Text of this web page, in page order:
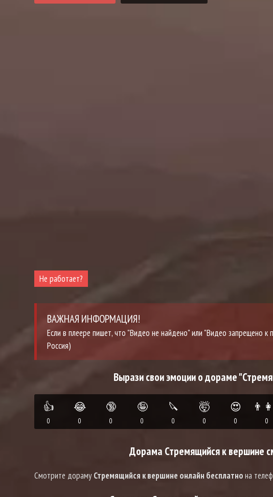
Не работает?
ВАЖНАЯ ИНФОРМАЦИЯ!
Если в плеере пишет, что "Видео не найдено" или "Видео запрещено
Россия)
Вырази свои эмоции о дораме
👍
0
😂
0
🔞
0
🤪
0
🔪
0
🤯
0
😍
0 0
Дорама Стремящийся к вершине
Смотрите дорамуСтремящийся к вершине онлайн бесплатнона